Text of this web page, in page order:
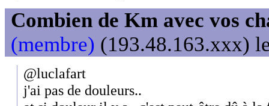
Combien de Km avec vos
(membre) (193.48.163.xxx)
@luclafart
j'ai pas de douleurs..